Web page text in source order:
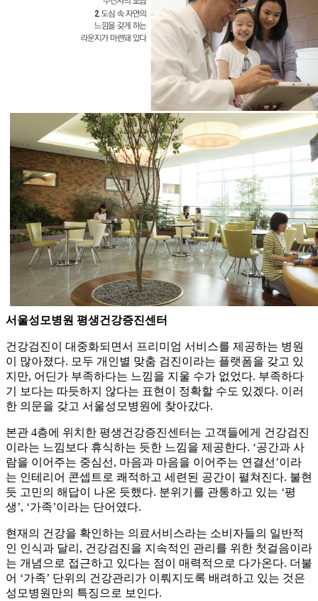
서울성모병원 평생건강증진센터
건강검진이 대중화되면서 프리미엄 서비스를 제공하는 병원
이 많아졌다. 모두 개인별 맞춤 검진이라는 플랫폼을 갖고 있
지만, 어딘가 부족하다는 느낌을 지울 수가 없었다. 부족하다
기 보다는 따듯하지 않다는 표현이 정확할 수도 있겠다. 이러
한 의문을 갖고 서울성모병원에 찾아갔다.
본관 4층에 위치한 평생건강증진센터는 고객들에게 건강검진
이라는 느낌보다 휴식하는 듯한 느낌을 제공한다. ‘공간과 사
람을 이어주는 중심선, 마음과 마음을 이어주는 연결선’이라
는 인테리어 콘셉트로 쾌적하고 세련된 공간이 펼쳐진다. 불현
듯 고민의 해답이 나온 듯했다. 분위기를 관통하고 있는 ‘평
생’, ‘가족’이라는 단어였다.
현재의 건강을 확인하는 의료서비스라는 소비자들의 일반적
인 인식과 달리, 건강검진을 지속적인 관리를 위한 첫걸음이라
는 개념으로 접근하고 있다는 점이 매력적으로 다가온다. 더불
어 ‘가족’ 단위의 건강관리가 이뤄지도록 배려하고 있는 것은
성모병원만의 특징으로 보인다.